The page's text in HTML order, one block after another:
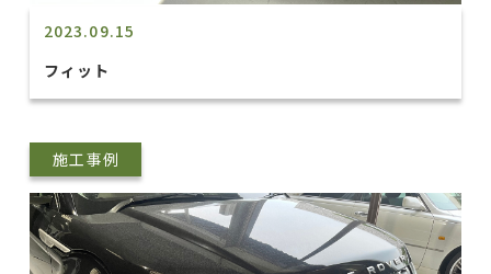
2023.09.15
フィット
施工事例